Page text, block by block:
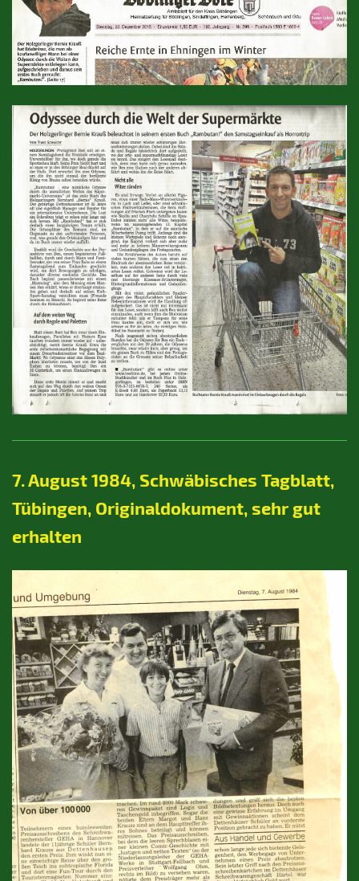
7. August 1984, Schwäbisches Tagblatt,
Tübingen, Originaldokument, sehr gut
erhalten